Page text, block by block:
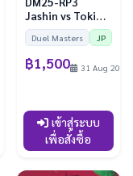
Jashin vs Tokiou
Booster Box
(Reprint)
Duel Masters JP
฿1,500 31 Aug 2026
เข้าสู่ระบบ
เพื่อสั่งซื้อ